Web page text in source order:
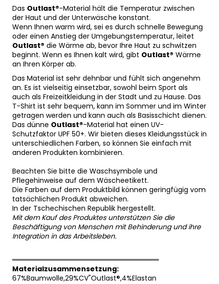
Das Outlast®-Material hält die Temperatur zwischen
der Haut und der Unterwäsche konstant.
Wenn Ihnen warm wird, sei es durch schnelle Bewegung
oder einen Anstieg der Umgebungstemperatur, leitet
Outlast® die Wärme ab, bevor Ihre Haut zu schwitzen
beginnt. Wenn es Ihnen kalt wird, gibt Outlast® Wärme
an Ihren Körper ab.
Das Material ist sehr dehnbar und fühlt sich angenehm
an. Es ist vielseitig einsetzbar, sowohl beim Sport als
auch als Freizeitkleidung in der Stadt und zu Hause. Das
T-Shirt ist sehr bequem, kann im Sommer und im Winter
getragen werden und kann auch als Basisschicht dienen.
Das dünne Outlast®-Material hat einen UV-
Schutzfaktor UPF 50+. Wir bieten dieses Kleidungsstück in
unterschiedlichen Farben, so können Sie einfach mit
anderen Produkten kombinieren.
Beachten Sie bitte die Waschsymbole und
Pflegehinweise auf dem Wäscheetikett.
Die Farben auf dem Produktbild können geringfügig vom
tatsächlichen Produkt abweichen.
In der Tschechischen Republik hergestellt.
Mit dem Kauf des Produktes unterstützen Sie die
Beschäftigung von Menschen mit Behinderung und ihre
Integration in das Arbeitsleben.
══════════════════════════════
Materialzusammensetzung:
67%Baumwolle,29%CV"Outlast®,4%Elastan